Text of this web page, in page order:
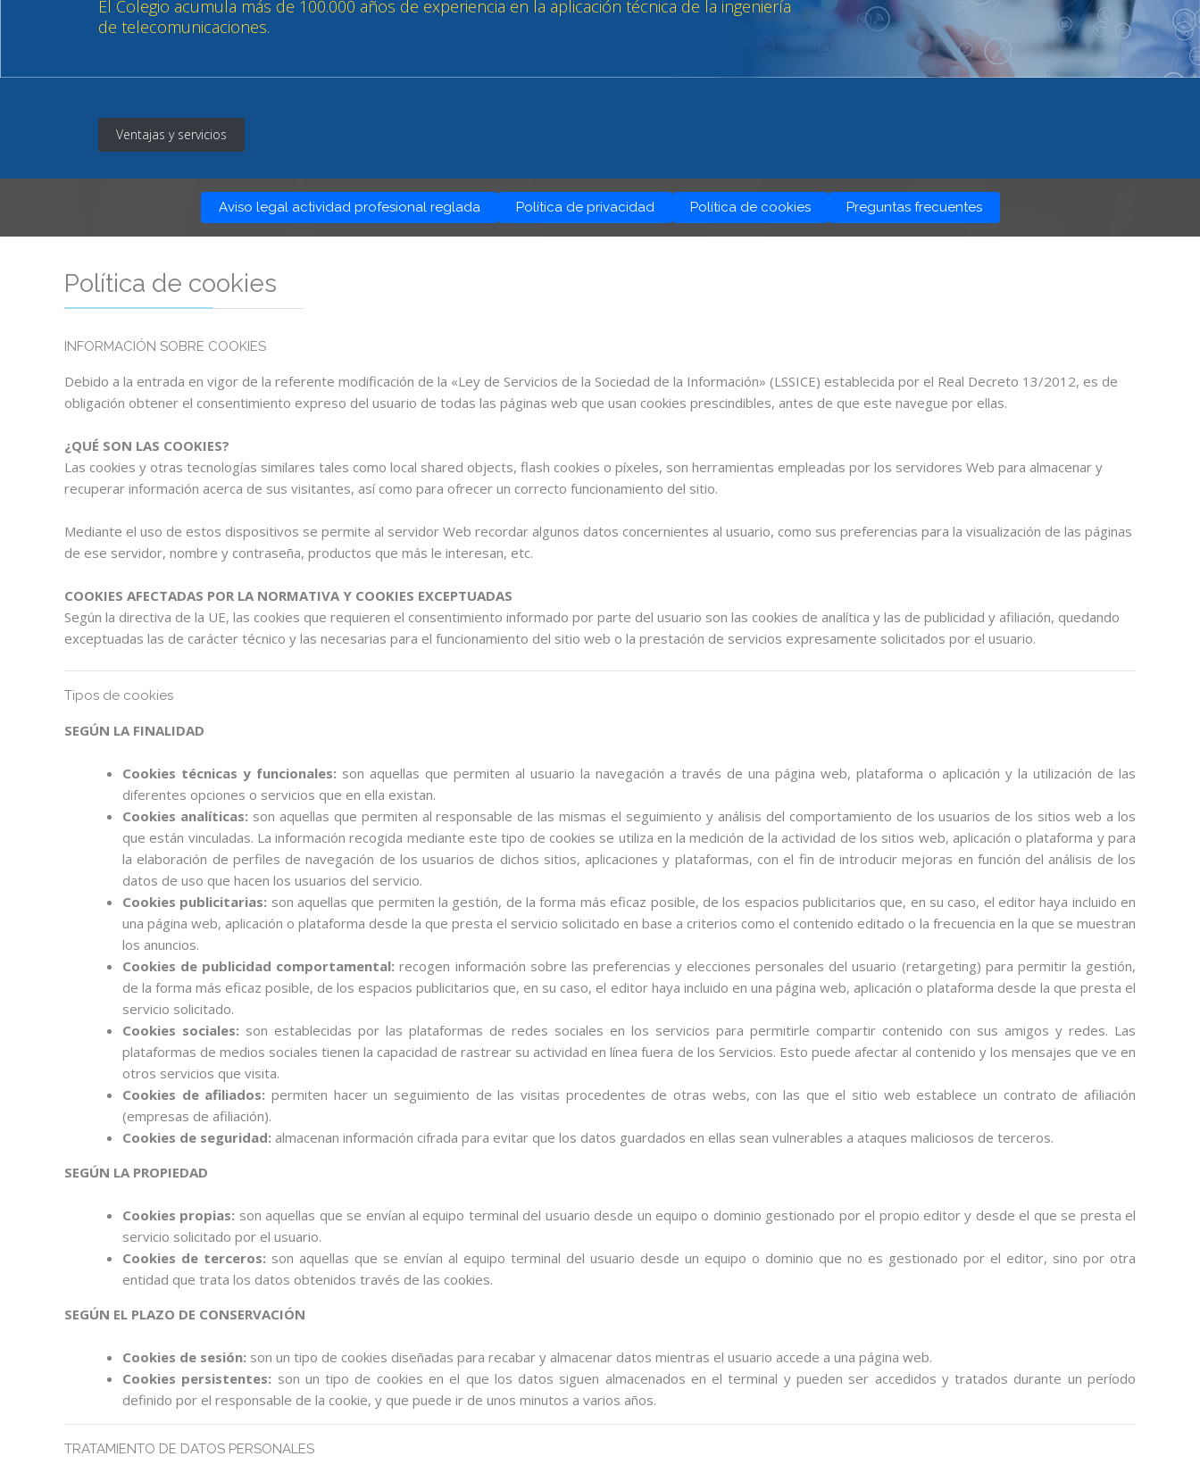
Ventajas y servicios
Aviso legal actividad profesional reglada Política de privacidad Política de cookies Preguntas frecuentes
Política de cookies
INFORMACIÓN SOBRE COOKIES
Debido a la entrada en vigor de la referente modificación de la «Ley de Servicios de la Sociedad de la Información» (LSSICE) establecida por el Real Decreto 13/2012, es de
obligación obtener el consentimiento expreso del usuario de todas las páginas web que usan cookies prescindibles, antes de que este navegue por ellas.
¿QUÉ SON LAS COOKIES?
Las cookies y otras tecnologías similares tales como local shared objects, flash cookies o píxeles, son herramientas empleadas por los servidores Web para almacenar y
recuperar información acerca de sus visitantes, así como para ofrecer un correcto funcionamiento del sitio.
Mediante el uso de estos dispositivos se permite al servidor Web recordar algunos datos concernientes al usuario, como sus preferencias para la visualización de las páginas
de ese servidor, nombre y contraseña, productos que más le interesan, etc.
COOKIES AFECTADAS POR LA NORMATIVA Y COOKIES EXCEPTUADAS
Según la directiva de la UE, las cookies que requieren el consentimiento informado por parte del usuario son las cookies de analítica y las de publicidad y afiliación, quedando
exceptuadas las de carácter técnico y las necesarias para el funcionamiento del sitio web o la prestación de servicios expresamente solicitados por el usuario.
Tipos de cookies
SEGÚN LA FINALIDAD
Cookies técnicas y funcionales: son aquellas que permiten al usuario la navegación a través de una página web, plataforma o aplicación y la utilización de las
diferentes opciones o servicios que en ella existan.
Cookies analíticas: son aquellas que permiten al responsable de las mismas el seguimiento y análisis del comportamiento de los usuarios de los sitios web a los
que están vinculadas. La información recogida mediante este tipo de cookies se utiliza en la medición de la actividad de los sitios web, aplicación o plataforma y para
la elaboración de perfiles de navegación de los usuarios de dichos sitios, aplicaciones y plataformas, con el fin de introducir mejoras en función del análisis de los
datos de uso que hacen los usuarios del servicio.
Cookies publicitarias: son aquellas que permiten la gestión, de la forma más eficaz posible, de los espacios publicitarios que, en su caso, el editor haya incluido en
una página web, aplicación o plataforma desde la que presta el servicio solicitado en base a criterios como el contenido editado o la frecuencia en la que se muestran
los anuncios.
Cookies de publicidad comportamental: recogen información sobre las preferencias y elecciones personales del usuario (retargeting) para permitir la gestión,
de la forma más eficaz posible, de los espacios publicitarios que, en su caso, el editor haya incluido en una página web, aplicación o plataforma desde la que presta el
servicio solicitado.
Cookies sociales: son establecidas por las plataformas de redes sociales en los servicios para permitirle compartir contenido con sus amigos y redes. Las
plataformas de medios sociales tienen la capacidad de rastrear su actividad en línea fuera de los Servicios. Esto puede afectar al contenido y los mensajes que ve en
otros servicios que visita.
Cookies de afiliados: permiten hacer un seguimiento de las visitas procedentes de otras webs, con las que el sitio web establece un contrato de afiliación
(empresas de afiliación).
Cookies de seguridad: almacenan información cifrada para evitar que los datos guardados en ellas sean vulnerables a ataques maliciosos de terceros.
SEGÚN LA PROPIEDAD
Cookies propias: son aquellas que se envían al equipo terminal del usuario desde un equipo o dominio gestionado por el propio editor y desde el que se presta el
servicio solicitado por el usuario.
Cookies de terceros: son aquellas que se envían al equipo terminal del usuario desde un equipo o dominio que no es gestionado por el editor, sino por otra
entidad que trata los datos obtenidos través de las cookies.
SEGÚN EL PLAZO DE CONSERVACIÓN
Cookies de sesión: son un tipo de cookies diseñadas para recabar y almacenar datos mientras el usuario accede a una página web.
Cookies persistentes: son un tipo de cookies en el que los datos siguen almacenados en el terminal y pueden ser accedidos y tratados durante un período
definido por el responsable de la cookie, y que puede ir de unos minutos a varios años.
TRATAMIENTO DE DATOS PERSONALES